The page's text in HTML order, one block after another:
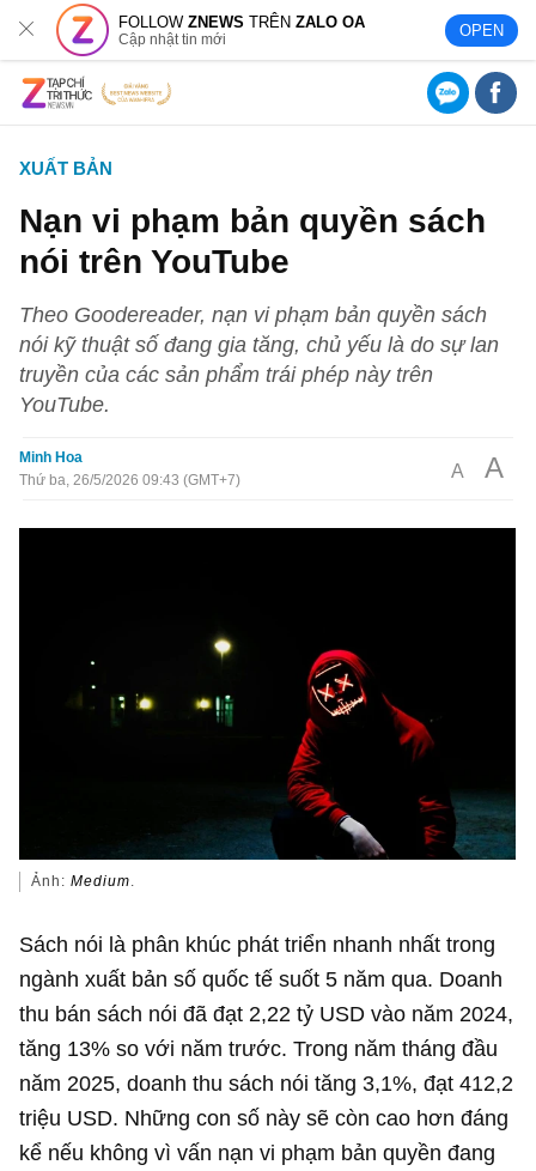
FOLLOWZNEWS TRÊNZALO OA
Cập nhật tin mới OPEN
XUẤT BẢN
Nạn vi phạm bản quyền sách
nói trên YouTube
Theo Goodereader, nạn vi phạm bản quyền sách
nói kỹ thuật số đang gia tăng, chủ yếu là do sự lan
truyền của các sản phẩm trái phép này trên
YouTube.
Minh Hoa
Thứ ba, 26/5/2026 09:43 (GMT+7)
A A
Ảnh:Medium.
Sách nói là phân khúc phát triển nhanh nhất trong
ngành xuất bản số quốc tế suốt 5 năm qua. Doanh
thu bán sách nói đã đạt 2,22 tỷ USD vào năm 2024,
tăng 13% so với năm trước. Trong năm tháng đầu
năm 2025, doanh thu sách nói tăng 3,1%, đạt412,2
triệu USD. Những con số này sẽ còn cao hơn đáng
kể nếu không vì vấn nạn vi phạm bản quyền đang